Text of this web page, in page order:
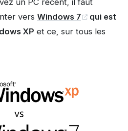
un PC récent, il faut
vers Windows 7
qui est
XP et ce, sur tous les